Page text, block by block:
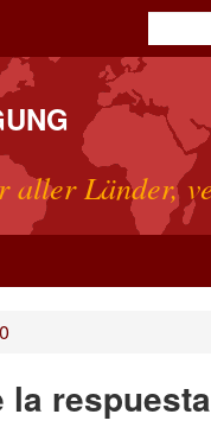
aller Länder,
la